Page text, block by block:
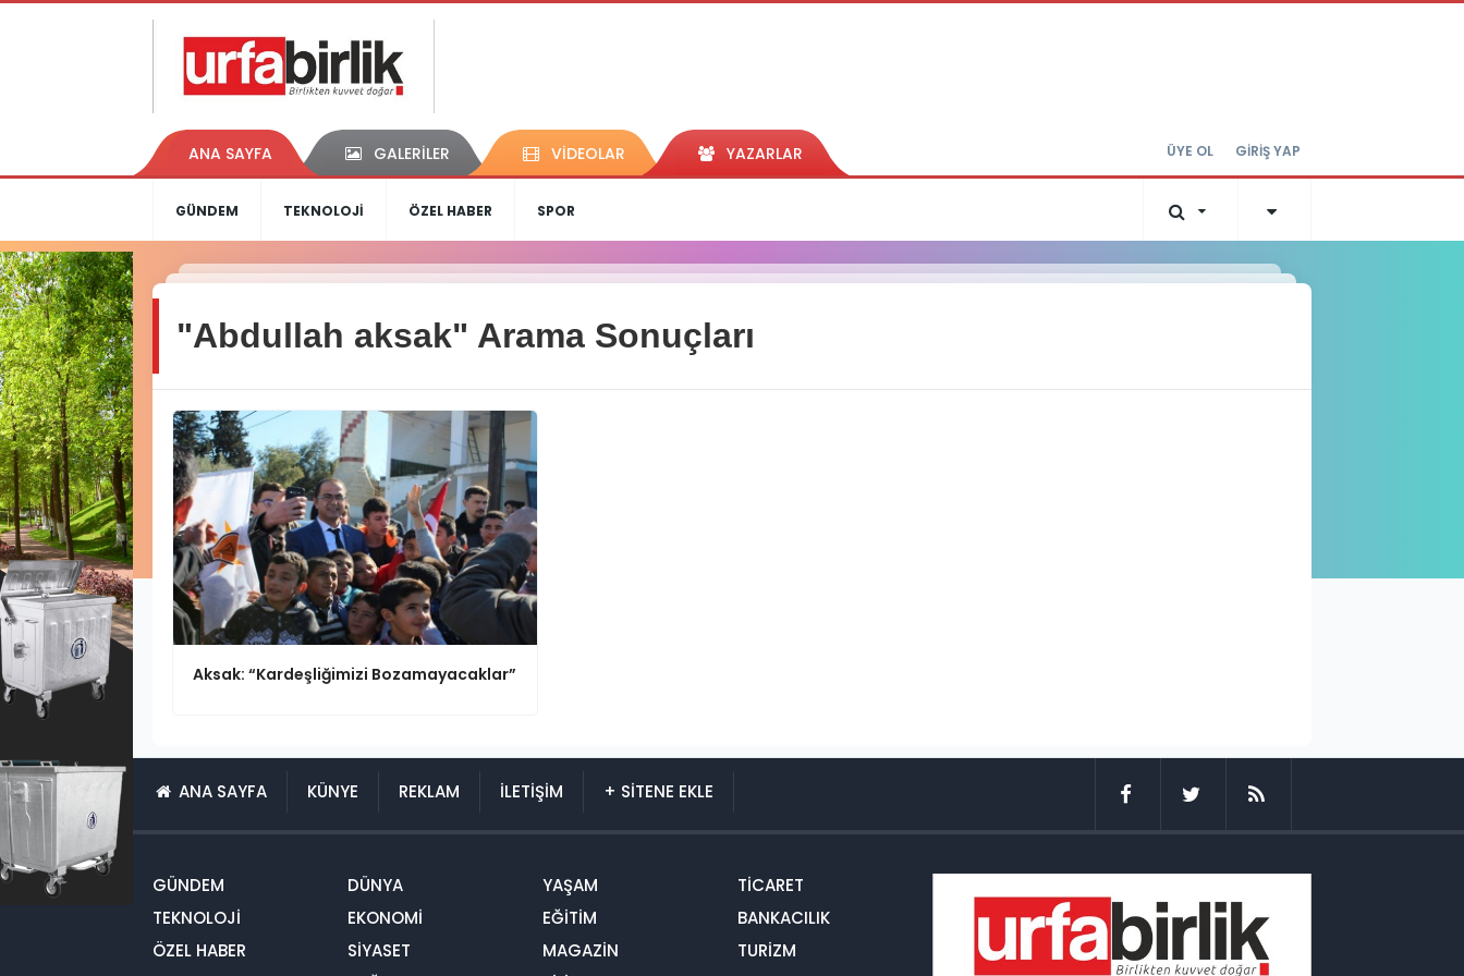
ANA SAYFA GALERİLER VİDEOLAR YAZARLAR ÜYE OL GİRİŞ YAP
GÜNDEM TEKNOLOJİ ÖZEL HABER SPOR
"Abdullah aksak" Arama Sonuçları
Aksak: “Kardeşliğimizi Bozamayacaklar”
ANA SAYFA KÜNYE REKLAM İLETİŞİM + SİTENE EKLE
GÜNDEM
TEKNOLOJİ
ÖZEL HABER
DÜNYA
EKONOMİ
SİYASET
YAŞAM
EĞİTİM
MAGAZİN
TİCARET
BANKACILIK
TURİZM